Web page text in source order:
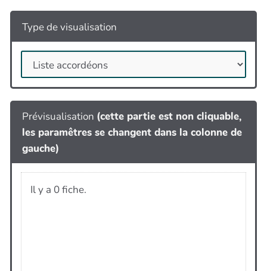
Type de visualisation
Prévisualisation (cette partie est non cliquable,
les paramêtres se changent dans la colonne de
gauche)